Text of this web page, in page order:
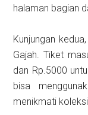
halaman bagian
Kunjungan
Gajah. Tiket
dan Rp.5000
bisa
menikmati